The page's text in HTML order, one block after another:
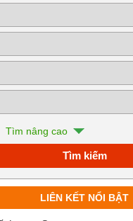
Tìm nâng cao
LIÊN KẾT NỔI BẬT